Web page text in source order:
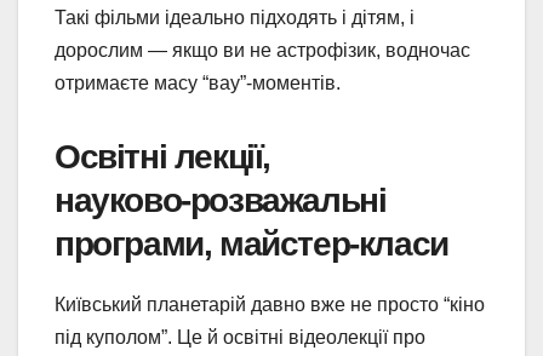
Такі фільми ідеально підходять і дітям, і
дорослим — якщо ви не астрофізик, водночас
отримаєте масу “вау”-моментів.
Освітні лекції,
науково‑розважальні
програми, майстер‑класи
Київський планетарій давно вже не просто “кіно
під куполом”. Це й освітні відеолекції про